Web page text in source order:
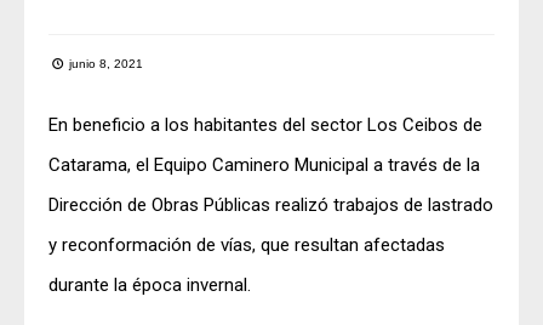
junio 8, 2021
En beneficio a los habitantes del sector Los Ceibos de
Catarama, el Equipo Caminero Municipal a través de la
Dirección de Obras Públicas realizó trabajos de lastrado
y reconformación de vías, que resultan afectadas
durante la época invernal.